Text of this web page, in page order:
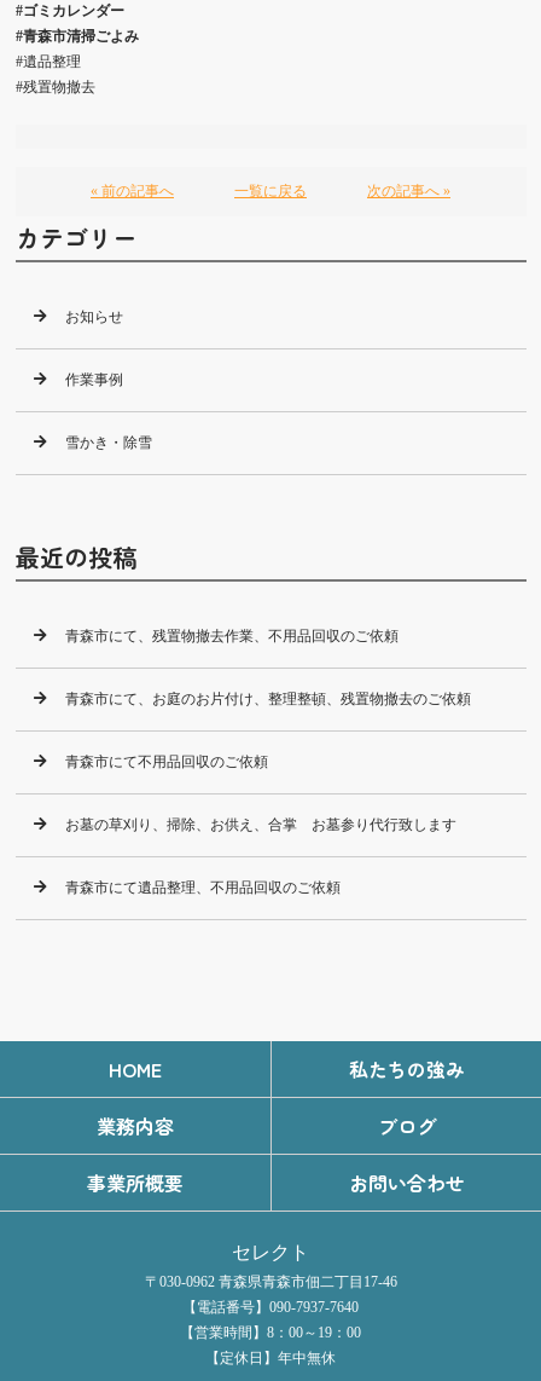
#ゴミカレンダー
#青森市清掃ごよみ
#遺品整理
#残置物撤去
« 前の記事へ 一覧に戻る 次の記事へ »
カテゴリー
お知らせ
作業事例
雪かき・除雪
最近の投稿
青森市にて、残置物撤去作業、不用品回収のご依頼
青森市にて、お庭のお片付け、整理整頓、残置物撤去のご依頼
青森市にて不用品回収のご依頼
お墓の草刈り、掃除、お供え、合掌 お墓参り代行致します
青森市にて遺品整理、不用品回収のご依頼
HOME
私たちの強み
業務内容
ブログ
事業所概要
お問い合わせ
セレクト
〒030-0962 青森県青森市佃二丁目17-46
【電話番号】090-7937-7640
【営業時間】8：00～19：00
【定休日】年中無休